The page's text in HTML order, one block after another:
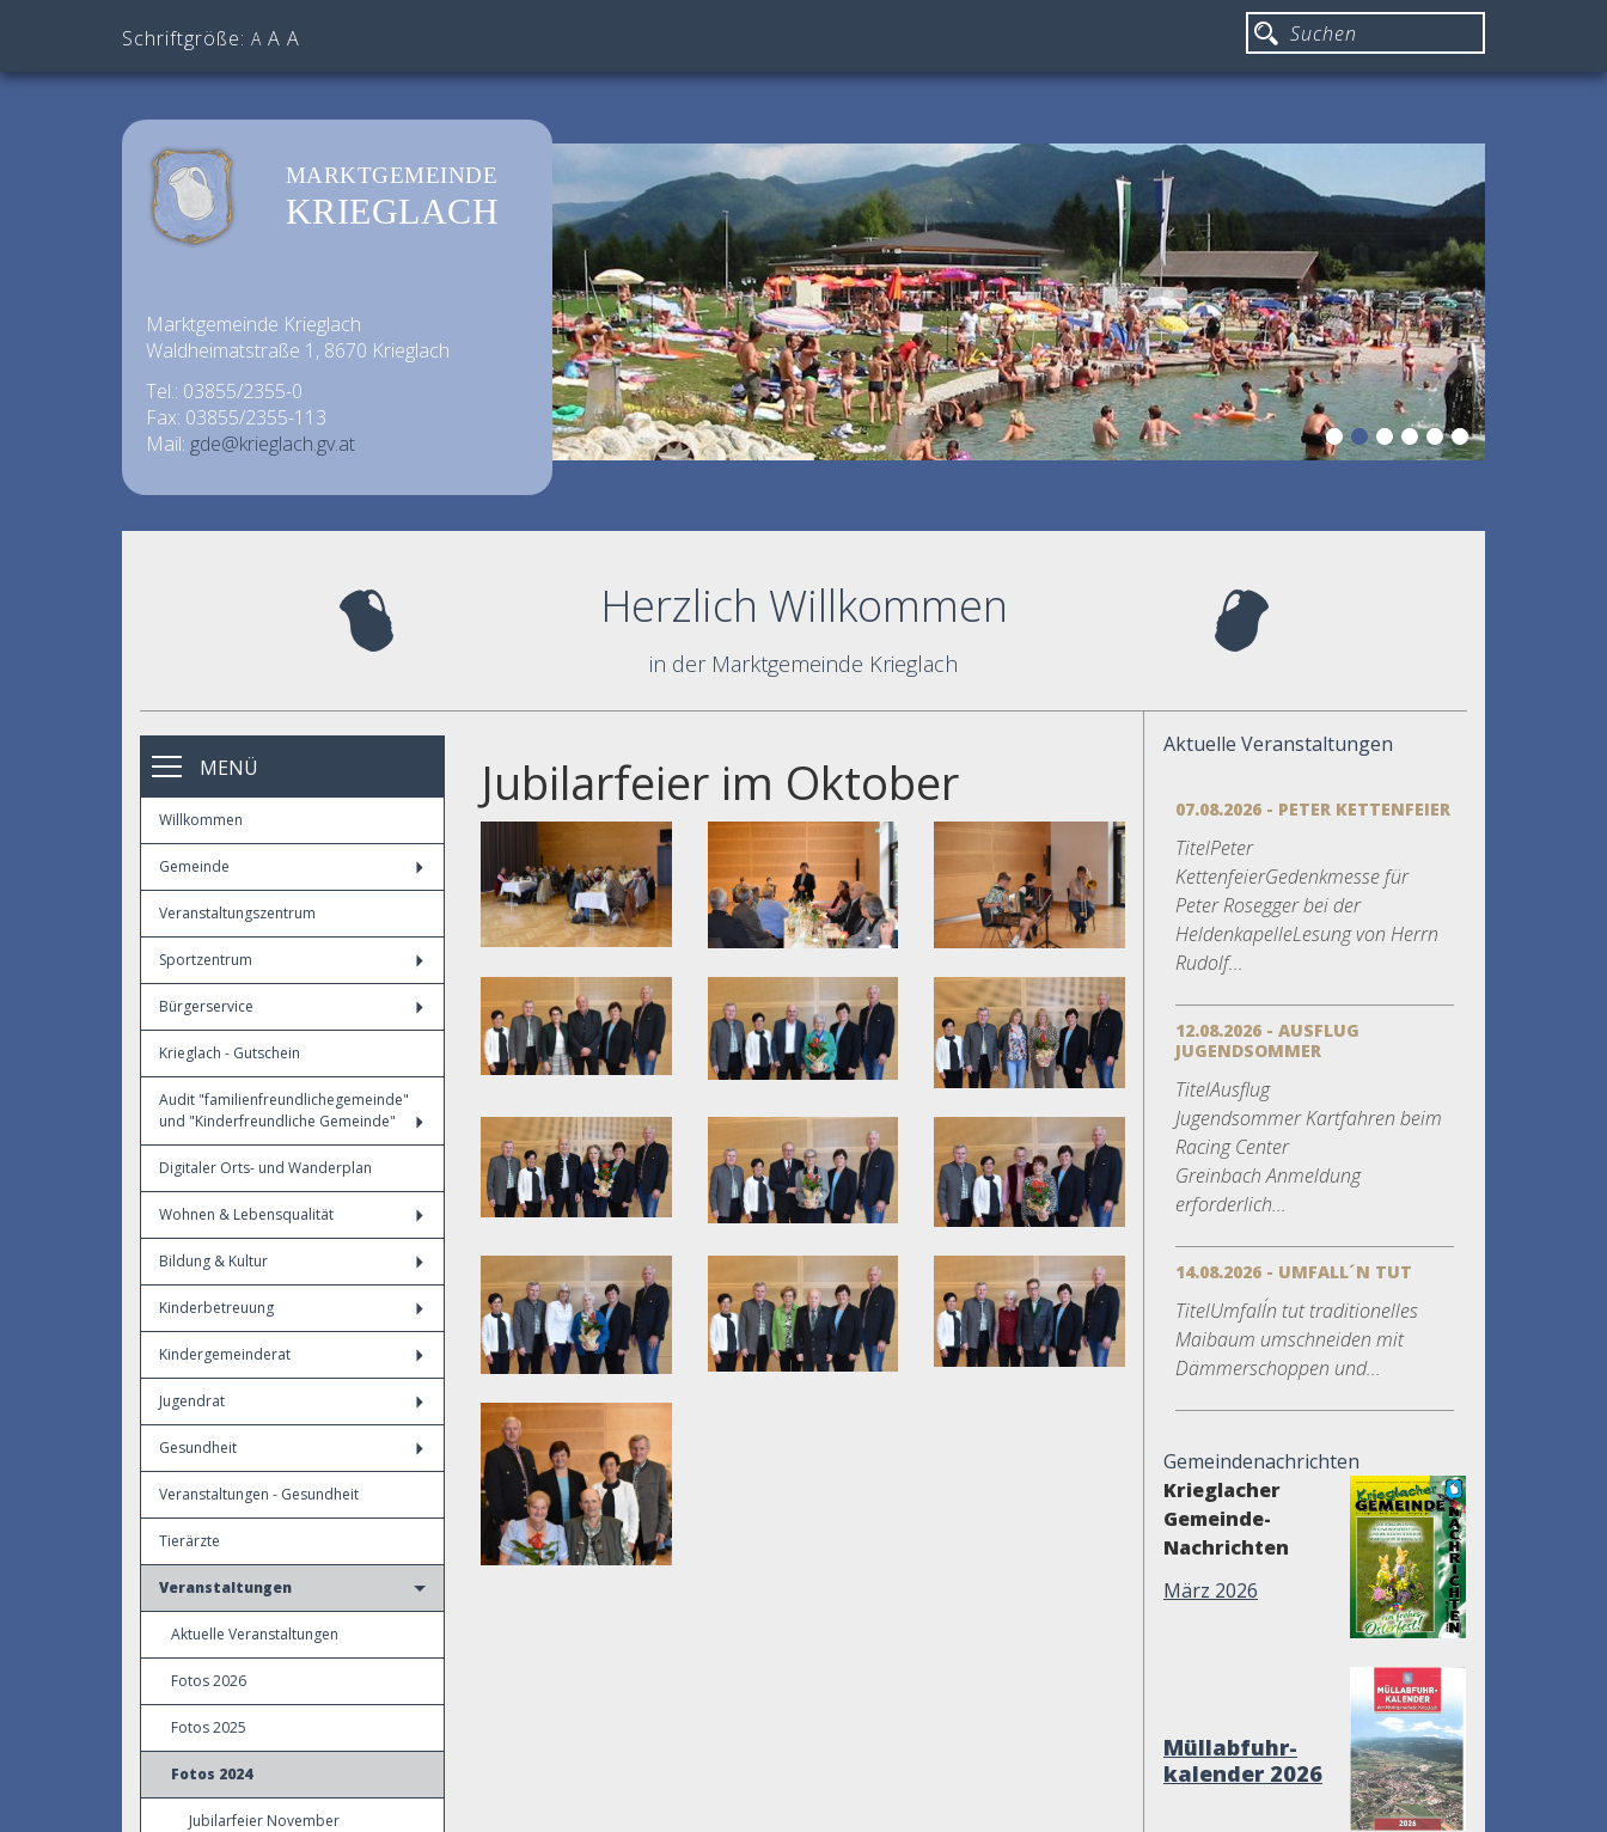
Schriftgröße: A A A
MARKTGEMEINDE
KRIEGLACH
Marktgemeinde Krieglach
Waldheimatstraße 1, 8670 Krieglach
Tel.: 03855/2355-0
Fax: 03855/2355-113
Mail: gde@krieglach.gv.at
Herzlich Willkommen
in der Marktgemeinde Krieglach
MENÜ
Willkommen
Gemeinde
Veranstaltungszentrum
Sportzentrum
Bürgerservice
Krieglach - Gutschein
Audit "familienfreundlichegemeinde"
und "Kinderfreundliche Gemeinde"
Digitaler Orts- und Wanderplan
Wohnen & Lebensqualität
Bildung & Kultur
Kinderbetreuung
Kindergemeinderat
Jugendrat
Gesundheit
Veranstaltungen - Gesundheit
Tierärzte
Veranstaltungen
Aktuelle Veranstaltungen
Fotos 2026
Fotos 2025
Fotos 2024
Jubilarfeier November
Jubilarfeier im Oktober
Aktuelle Veranstaltungen
07.08.2026 - PETER KETTENFEIER
TitelPeter
KettenfeierGedenkmesse für
Peter Rosegger bei der
HeldenkapelleLesung von Herrn
Rudolf...
12.08.2026 - AUSFLUG
JUGENDSOMMER
TitelAusflug
Jugendsommer Kartfahren beim
Racing Center
Greinbach Anmeldung
erforderlich...
14.08.2026 - UMFALL´N TUT
TitelUmfall´n tut traditionelles
Maibaum umschneiden mit
Dämmerschoppen und...
Gemeindenachrichten
Krieglacher
Gemeinde-
Nachrichten
März 2026
Müllabfuhr-
kalender 2026